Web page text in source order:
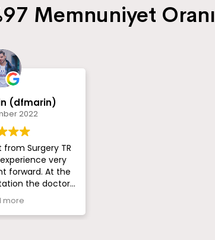
Memnuniyet Oranı
(dfmarin)
2022
very
forward. At the
the doctor
I wanted. So far
my results (it’s
Can’t wait to
more